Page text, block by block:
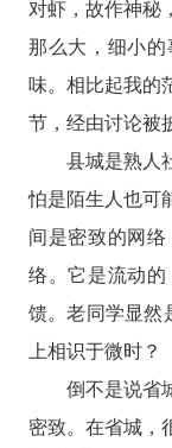
对虾，故作神秘
那么大，细小
味。相比起我的
节，经由讨论被
县城是熟人
怕是陌生人也可
间是密致的网
络。它是流动
馈。老同学显然
上相识于微时？
倒不是说省
密致。在省城，